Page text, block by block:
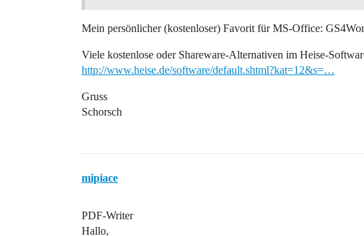
Mein persönlicher (kostenloser) Favorit für MS-Office:
Viele kostenlose oder Shareware-Alternativen im Heise-
http://www.heise.de/software/default.shtml?kat=12&s=…
Gruss
Schorsch
mipiace
PDF-Writer
Hallo,